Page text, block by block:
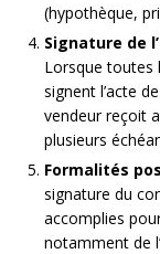
(hypothèque,
Signature de
Lorsque toutes
signent l’acte
vendeur reçoit
plusieurs
Formalités
signature du
accomplies
notamment de